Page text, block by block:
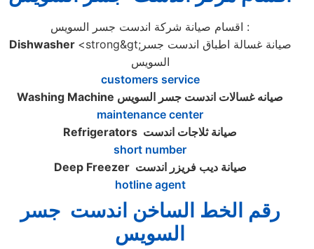
اقسام صيانة شركة اندست جسر السويس :
Dishwasher <strong&gt;صيانة غسالة اطباق اندست جسر
السويس
customers service
Washing Machine صيانه غسالات اندست جسر السويس
maintenance center
Refrigerators صيانة ثلاجات اندست
short number
Deep Freezer صيانة ديب فريزر اندست
hotline agent
رقم الخط الساخن اندست جسر
السويس